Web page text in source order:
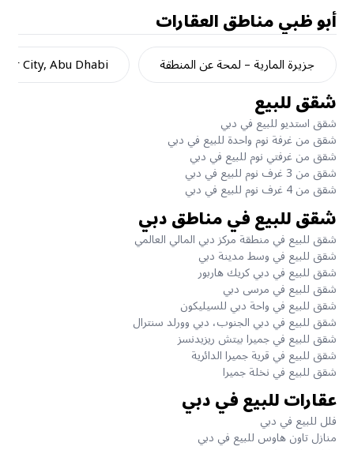
أبو ظبيمناطق العقارات
جزيرة المارية – لمحة عن المنطقة City, Abu Dhabi
شقق للبيع
شقق استديو للبيع في دبي
شقق من غرفة نوم واحدة للبيع في دبي
شقق من غرفتي نوم للبيع في دبي
شقق من 3 غرف نوم للبيع في دبي
شقق من 4 غرف نوم للبيع في دبي
شقق للبيع في مناطق دبي
شقق للبيع في منطقة مركز دبي المالي العالمي
شقق للبيع في وسط مدينة دبي
شقق للبيع في دبي كريك هاربور
شقق للبيع في مرسى دبي
شقق للبيع في واحة دبي للسيليكون
شقق للبيع في دبي الجنوب، دبي وورلد سنترال
شقق للبيع في جميرا بيتش ريزيدنسز
شقق للبيع في قرية جميرا الدائرية
شقق للبيع في نخلة جميرا
عقارات للبيع في دبي
فلل للبيع في دبي
منازل تاون هاوس للبيع في دبي